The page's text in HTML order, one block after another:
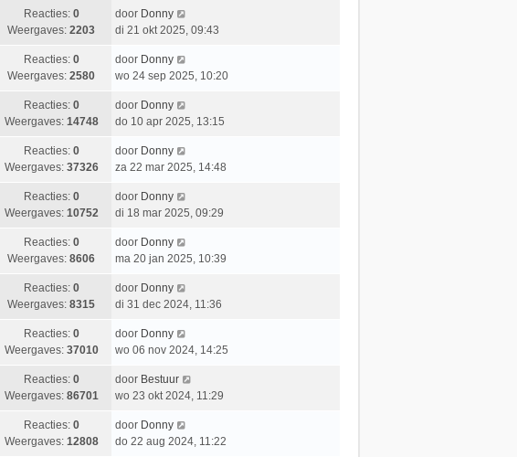
c
h
e
c
h
e
b
e
c
h
t
s
e
b
e
c
h
Reacties: 0
Weergaves: 2203
L
a
t
s
e
b
e
c
h
door Donny
di 21 okt 2025, 09:43
Reacties: 0
Weergaves: 2580
L
a
t
s
e
b
e
c
h
door Donny
wo 24 sep 2025, 10:20
Reacties: 0
Weergaves: 14748
L
a
t
s
e
b
e
c
h
door Donny
do 10 apr 2025, 13:15
Reacties: 0
Weergaves: 37326
L
a
t
s
e
b
e
c
h
door Donny
za 22 mar 2025, 14:48
Reacties: 0
Weergaves: 10752
L
a
t
s
e
b
e
c
h
door Donny
di 18 mar 2025, 09:29
Reacties: 0
Weergaves: 8606
L
a
t
s
e
b
e
c
h
door Donny
ma 20 jan 2025, 10:39
Reacties: 0
Weergaves: 8315
L
a
t
s
e
b
e
door Donny
di 31 dec 2024, 11:36
Reacties: 0
Weergaves: 37010
L
a
t
s
e
b
door Donny
wo 06 nov 2024, 14:25
Reacties: 0
Weergaves: 86701
L
a
t
s
door Bestuur
wo 23 okt 2024, 11:29
Reacties: 0
Weergaves: 12808
L
a
door Donny
do 22 aug 2024, 11:22